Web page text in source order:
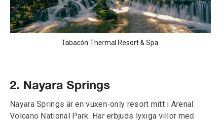
Tabacón Thermal Resort & Spa.
2. Nayara Springs
Nayara Springs är en vuxen-only resort mitt i Arenal
Volcano National Park. Här erbjuds lyxiga villor med